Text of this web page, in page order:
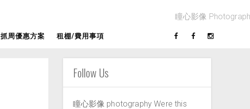
抓周優惠方案 租棚/費用事項
Follow Us
瞳心影像 photography Were this